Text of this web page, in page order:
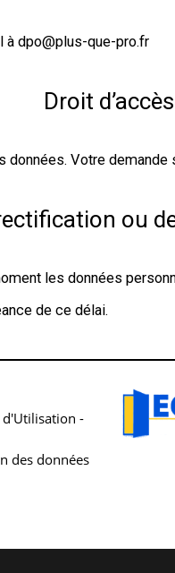
à dpo@plus-que-pro.fr
Droit d’accès
Votre
ou
les données
de ce délai.
d'Utilisation -
des données